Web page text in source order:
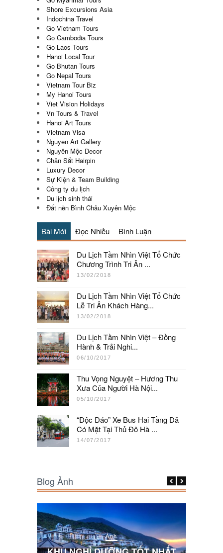
Shore Excursions Asia
Indochina Travel
Go Vietnam Tours
Go Cambodia Tours
Go Laos Tours
Hanoi Local Tour
Go Bhutan Tours
Go Nepal Tours
Vietnam Tour Biz
My Hanoi Tours
Viet Vision Holidays
Vn Tours & Travel
Hanoi Art Tours
Vietnam Visa
Nguyen Art Gallery
Nguyên Mộc Decor
Chân Sắt Hairpin
Luxury Decor
Sự Kiện & Team Building
Công ty du lịch
Du lịch sinh thái
Đất nền Bình Châu Xuyên Mộc
Bài Mới Đọc Nhiều Bình Luận
Du Lịch Tầm Nhìn Việt Tổ Chức
Chương Trình Tri Ân ...
13/02/2018
Du Lịch Tầm Nhìn Việt Tổ Chức
Lễ Tri Ân Khách Hàng...
13/02/2018
Du Lịch Tầm Nhìn Việt – Đồng
Hành & Trải Nghi...
06/10/2017
Thu Vọng Nguyệt – Hương Thu
Xưa Của Người Hà Nội...
05/10/2017
“Độc Đáo” Xe Bus Hai Tầng Đã
Có Mặt Tại Thủ Đô Hà ...
14/07/2017
Blog Ảnh
Ảnh